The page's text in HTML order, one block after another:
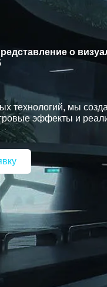
о
технологий, мы
эффекты и